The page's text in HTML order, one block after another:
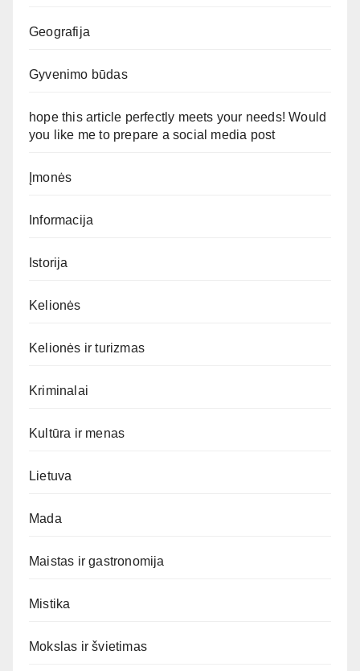
Geografija
Gyvenimo būdas
hope this article perfectly meets your needs! Would
you like me to prepare a social media post
Įmonės
Informacija
Istorija
Kelionės
Kelionės ir turizmas
Kriminalai
Kultūra ir menas
Lietuva
Mada
Maistas ir gastronomija
Mistika
Mokslas ir švietimas